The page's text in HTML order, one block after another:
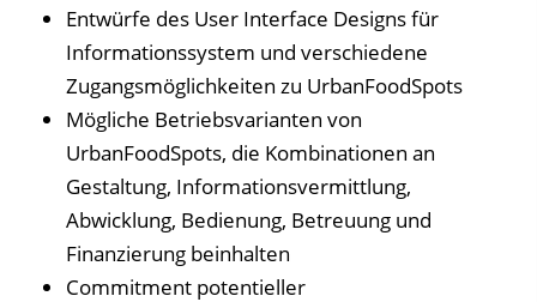
Entwürfe des User Interface Designs für
Informationssystem und verschiedene
Zugangsmöglichkeiten zu UrbanFoodSpots
Mögliche Betriebsvarianten von
UrbanFoodSpots, die Kombinationen an
Gestaltung, Informationsvermittlung,
Abwicklung, Bedienung, Betreuung und
Finanzierung beinhalten
Commitment potentieller